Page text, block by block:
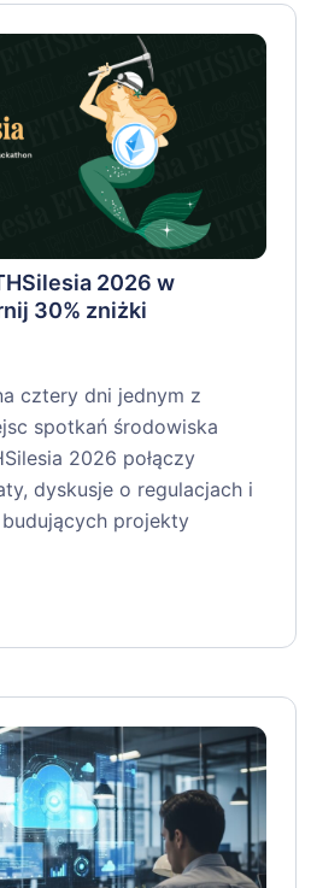
2026 w
30% zniżki
cztery dni jednym z
spotkań środowiska
2026 połączy
dyskusje o regulacjach i
projekty